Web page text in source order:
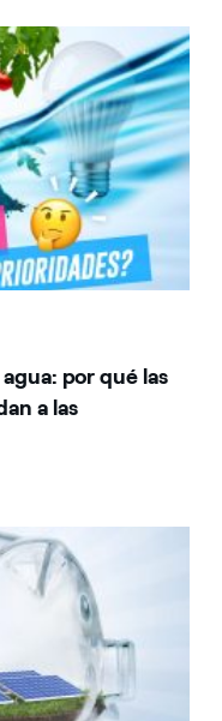
por qué las
a las